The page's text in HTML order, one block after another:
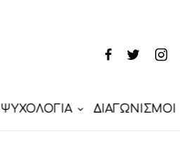
ΨΥΧΟΛΟΓΙΑ ΔΙΑΓΩΝΙΣΜΟΙ